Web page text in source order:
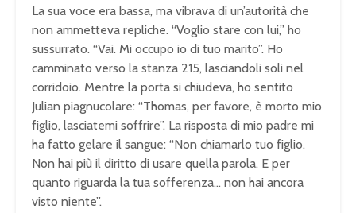
La sua voce era bassa, ma vibrava di un’autorità che
non ammetteva repliche. “Voglio stare con lui,” ho
sussurrato. “Vai. Mi occupo io di tuo marito”. Ho
camminato verso la stanza 215, lasciandoli soli nel
corridoio. Mentre la porta si chiudeva, ho sentito
Julian piagnucolare: “Thomas, per favore, è morto mio
figlio, lasciatemi soffrire”. La risposta di mio padre mi
ha fatto gelare il sangue: “Non chiamarlo tuo figlio.
Non hai più il diritto di usare quella parola. E per
quanto riguarda la tua sofferenza… non hai ancora
visto niente”.